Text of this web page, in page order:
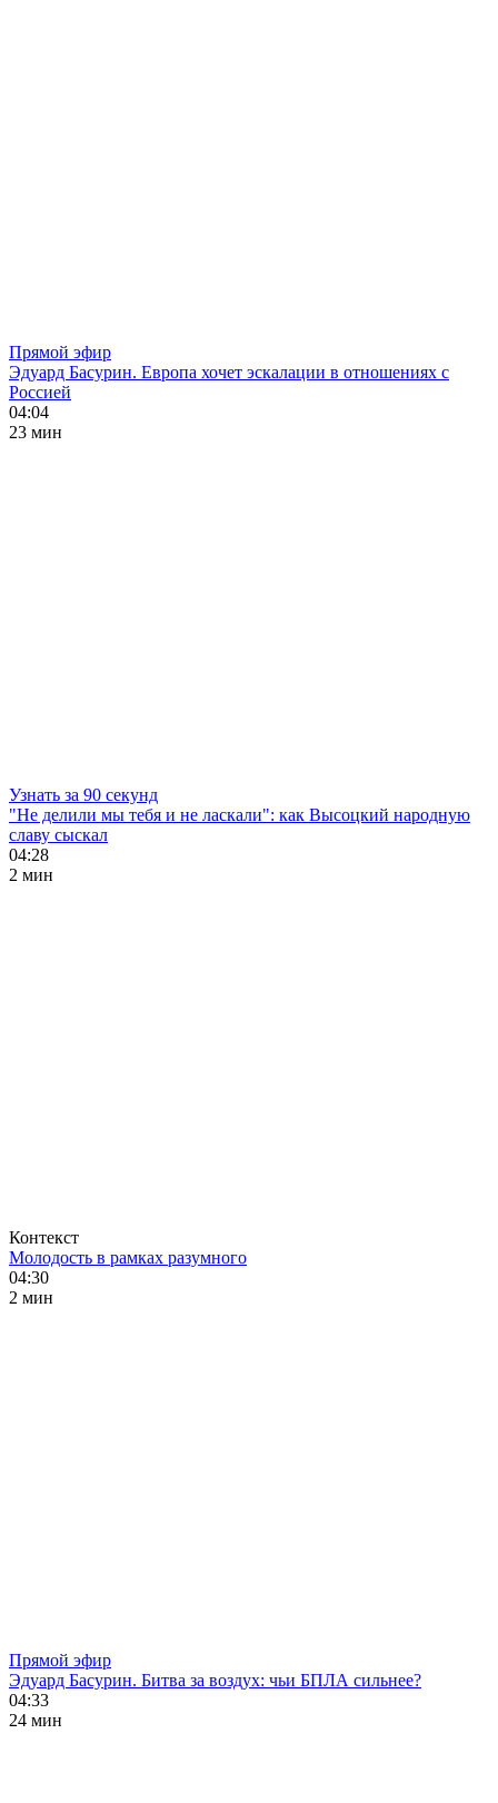
Прямой эфир
Эдуард Басурин. Европа хочет эскалации в отношениях с
Россией
04:04
23 мин
Узнать за 90 секунд
"Не делили мы тебя и не ласкали": как Высоцкий народную
славу сыскал
04:28
2 мин
Контекст
Молодость в рамках разумного
04:30
2 мин
Прямой эфир
Эдуард Басурин. Битва за воздух: чьи БПЛА сильнее?
04:33
24 мин